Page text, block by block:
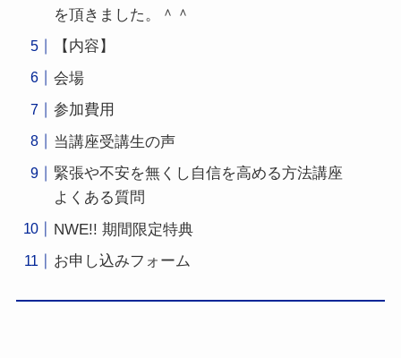
を頂きました。＾＾
【内容】
会場
参加費用
当講座受講生の声
緊張や不安を無くし自信を高める方法講座
よくある質問
NWE!! 期間限定特典
お申し込みフォーム